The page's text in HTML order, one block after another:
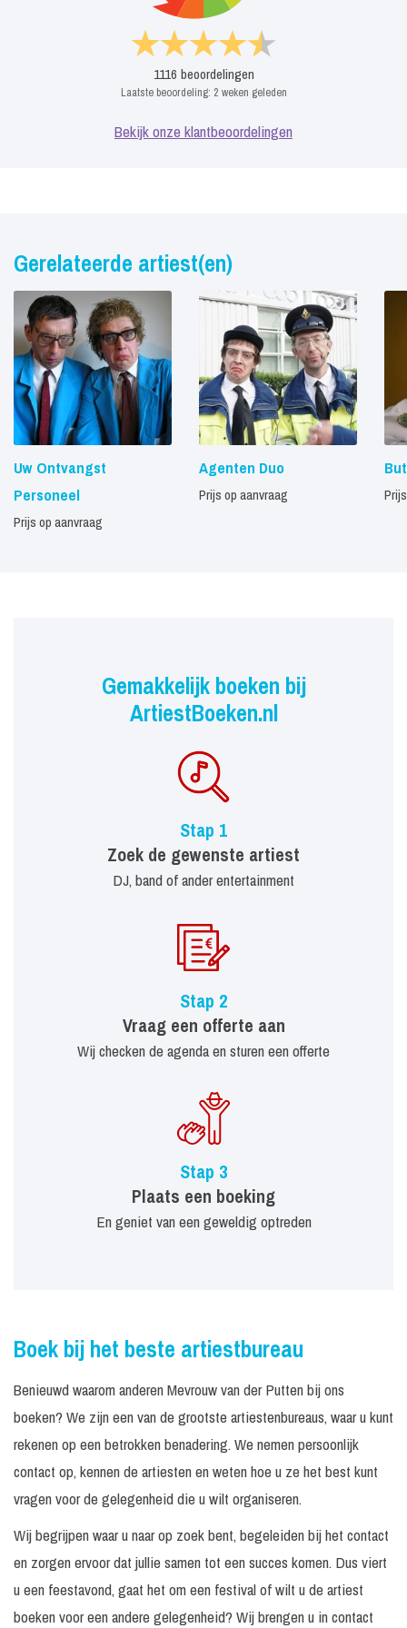
1116 beoordelingen
Laatste beoordeling: 2 weken geleden
Bekijk onze klantbeoordelingen
Gerelateerde artiest(en)
Uw Ontvangst
Personeel
Prijs op aanvraag
Agenten Duo
Prijs op aanvraag
Gemakkelijk boeken bij
ArtiestBoeken.nl
Stap 1
Zoek de gewenste artiest
DJ, band of ander entertainment
Stap 2
Vraag een offerte aan
Wij checken de agenda en sturen een offerte
Stap 3
Plaats een boeking
En geniet van een geweldig optreden
Boek bij het beste artiestbureau
Benieuwd waarom anderen Mevrouw van der Putten bij ons
boeken? We zijn een van de grootste artiestenbureaus, waar u kunt
rekenen op een betrokken benadering. We nemen persoonlijk
contact op, kennen de artiesten en weten hoe u ze het best kunt
vragen voor de gelegenheid die u wilt organiseren.
Wij begrijpen waar u naar op zoek bent, begeleiden bij het contact
en zorgen ervoor dat jullie samen tot een succes komen. Dus viert
u een feestavond, gaat het om een festival of wilt u de artiest
boeken voor een andere gelegenheid? Wij brengen u in contact